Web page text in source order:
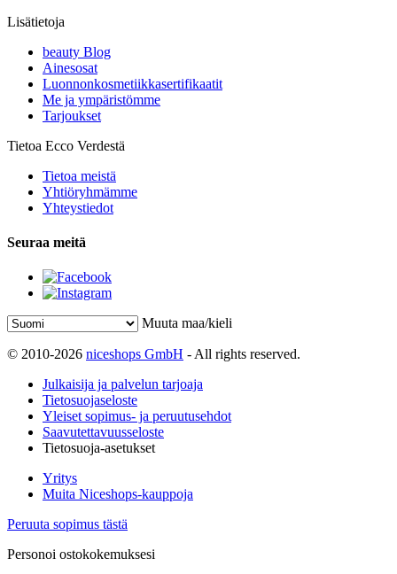
Lisätietoja
beauty Blog
Ainesosat
Luonnonkosmetiikkasertifikaatit
Me ja ympäristömme
Tarjoukset
Tietoa Ecco Verdestä
Tietoa meistä
Yhtiöryhmämme
Yhteystiedot
Seuraa meitä
Muuta maa/kieli
© 2010-2026 niceshops GmbH - All rights reserved.
Julkaisija ja palvelun tarjoaja
Tietosuojaseloste
Yleiset sopimus- ja peruutusehdot
Saavutettavuusseloste
Tietosuoja-asetukset
Yritys
Muita Niceshops-kauppoja
Peruuta sopimus tästä
Personoi ostokokemuksesi